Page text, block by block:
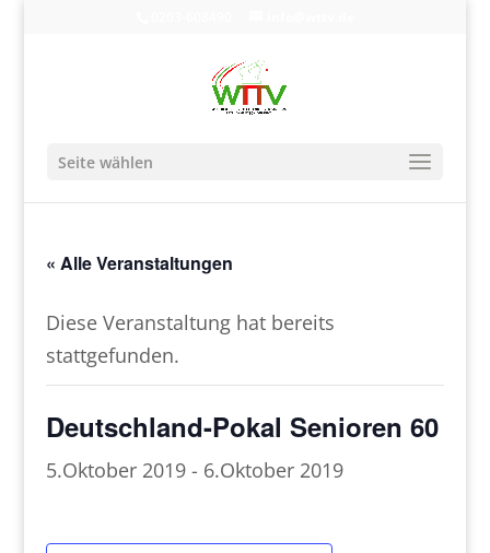
Seite wählen
« Alle Veranstaltungen
Diese Veranstaltung hat bereits
stattgefunden.
Deutschland-Pokal Senioren 60
5.Oktober 2019 - 6.Oktober 2019